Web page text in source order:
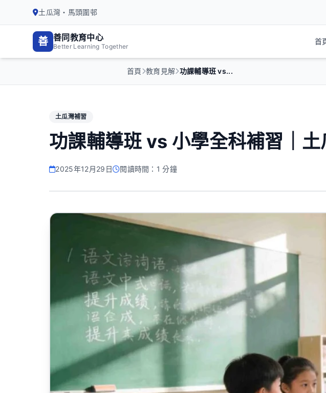
土瓜灣・馬頭圍邨
善 善同教育中心
Better Learning Together
首
首頁 教育見解 功課輔導班 vs...
土瓜灣補習
功課輔導班 vs 小學全科補習｜
2025年12月29日 閱讀時間：1 分鐘